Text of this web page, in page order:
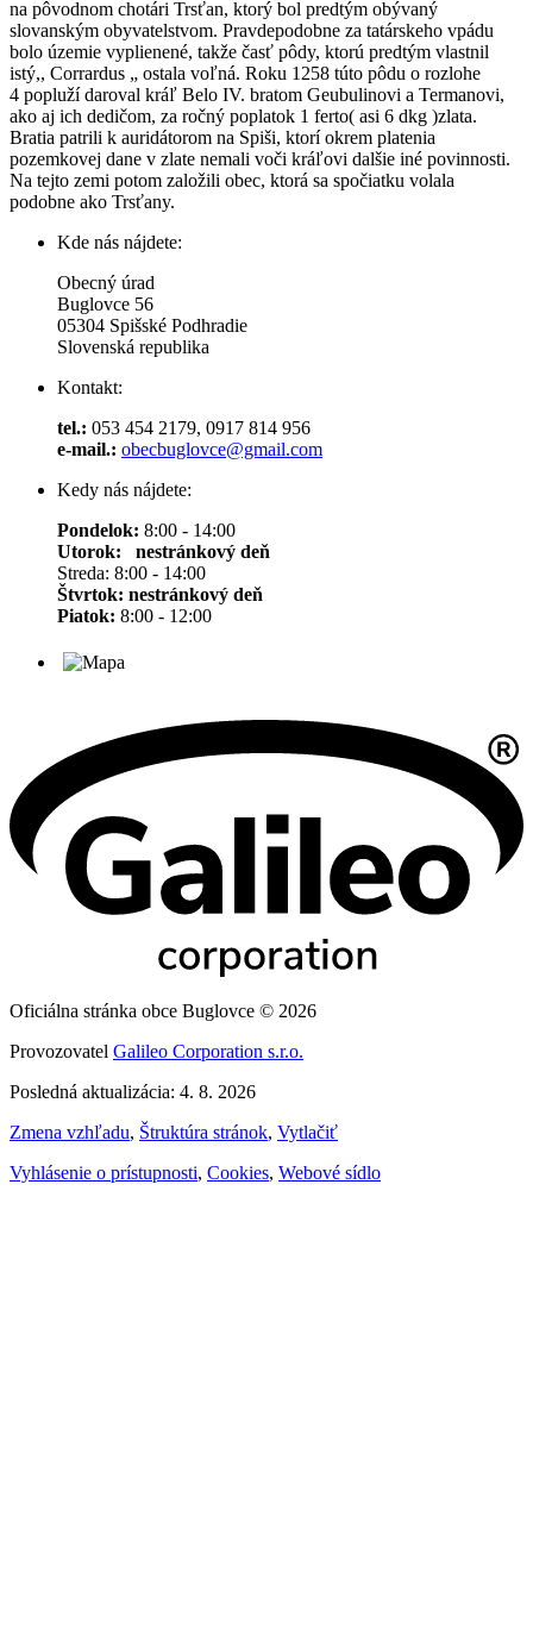
na pôvodnom chotári Trsťan, ktorý bol predtým obývaný
slovanským obyvatelstvom. Pravdepodobne za tatárskeho vpádu
bolo územie vyplienené, takže časť pôdy, ktorú predtým vlastnil
istý,, Corrardus „ ostala voľná. Roku 1258 túto pôdu o rozlohe
4 popluží daroval kráľ Belo IV. bratom Geubulinovi a Termanovi,
ako aj ich dedičom, za ročný poplatok 1 ferto( asi 6 dkg )zlata.
Bratia patrili k auridátorom na Spiši, ktorí okrem platenia
pozemkovej dane v zlate nemali voči kráľovi dalšie iné povinnosti.
Na tejto zemi potom založili obec, ktorá sa spočiatku volala
podobne ako Trsťany.
Kde nás nájdete:
Obecný úrad
Buglovce 56
05304 Spišské Podhradie
Slovenská republika
Kontakt:
tel.: 053 454 2179, 0917 814 956
e-mail.: obecbuglovce@gmail.com
Kedy nás nájdete:
Pondelok: 8:00 - 14:00
Utorok: nestránkový deň
Streda: 8:00 - 14:00
Štvrtok: nestránkový deň
Piatok: 8:00 - 12:00
Oficiálna stránka obce Buglovce © 2026
Provozovatel Galileo Corporation s.r.o.
Posledná aktualizácia: 4. 8. 2026
Zmena vzhľadu, Štruktúra stránok, Vytlačiť
Vyhlásenie o prístupnosti, Cookies, Webové sídlo